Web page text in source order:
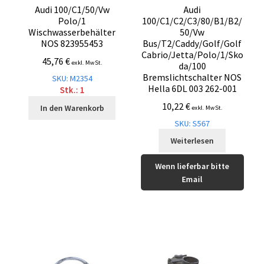
Audi 100/C1/50/Vw
Polo/1
Wischwasserbehälter
NOS 823955453
45,76 € exkl. MwSt.
SKU: M2354
Stk.: 1
In den Warenkorb
Audi
100/C1/C2/C3/80/B1/B2/
50/Vw
Bus/T2/Caddy/Golf/Golf
Cabrio/Jetta/Polo/1/Sko
da/100
Bremslichtschalter NOS
Hella 6DL 003 262-001
10,22€ exkl. MwSt.
SKU: S567
Weiterlesen
Wenn lieferbar bitte
Email